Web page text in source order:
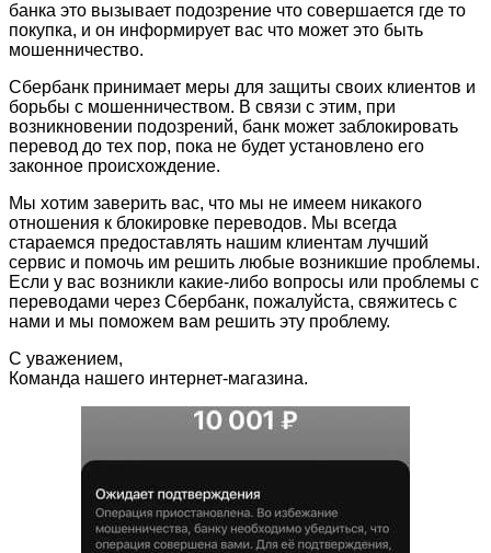
банка это вызывает подозрение что совершается где то
покупка, и он информирует вас что может это быть
мошенничество.
Сбербанк принимает меры для защиты своих клиентов и
борьбы с мошенничеством. В связи с этим, при
возникновении подозрений, банк может заблокировать
перевод до тех пор, пока не будет установлено его
законное происхождение.
Мы хотим заверить вас, что мы не имеем никакого
отношения к блокировке переводов. Мы всегда
стараемся предоставлять нашим клиентам лучший
сервис и помочь им решить любые возникшие проблемы.
Если у вас возникли какие-либо вопросы или проблемы с
переводами через Сбербанк, пожалуйста, свяжитесь с
нами и мы поможем вам решить эту проблему.
С уважением,
Команда нашего интернет-магазина.